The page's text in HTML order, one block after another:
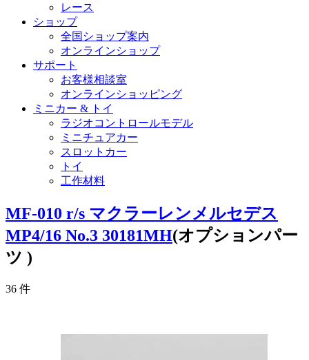
レース
ショップ
全国ショップ案内
オンラインショップ
サポート
お客様相談室
オンラインショッピング
ミニカー & トイ
ラジオコントロールモデル
ミニチュアカー
スロットカー
トイ
工作材料
MF-010 r/s マクラーレンメルセデス
MP4/16 No.3 30181MH(オプションパー
ツ )
36 件